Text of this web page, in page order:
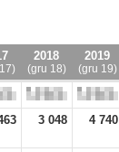
2018
(gru 18)
2019
(gru 19)
3 048 4 740